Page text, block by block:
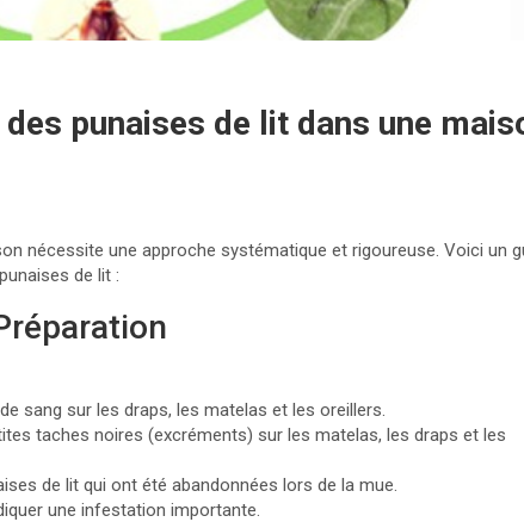
punaises de lit dans une
nécessite une approche systématique et rigoureuse. Voici un
de lit :
sang sur les draps, les matelas et les oreillers.
taches noires (excréments) sur les matelas, les draps et les
de lit qui ont été abandonnées lors de la mue.
une infestation importante.